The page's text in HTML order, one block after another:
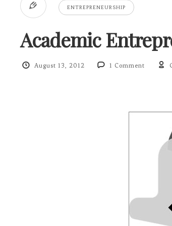
ENTREPRENEURSHIP
Academic
August 13, 2012 1 Comment